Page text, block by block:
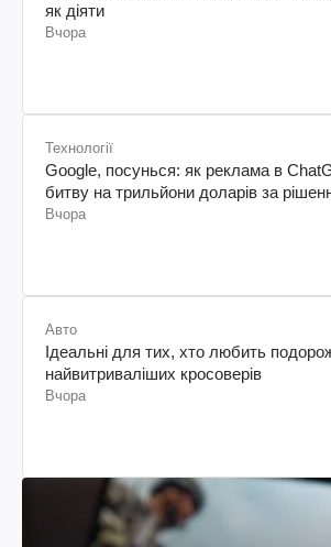
як діяти
Вчора
Технології
Google, посунься: як реклама в
битву на трильйони доларів за
Вчора
Авто
Ідеальні для тих, хто любить
найвитриваліших кросоверів
Вчора